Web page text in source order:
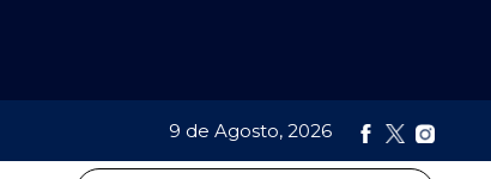
9 de Agosto, 2026